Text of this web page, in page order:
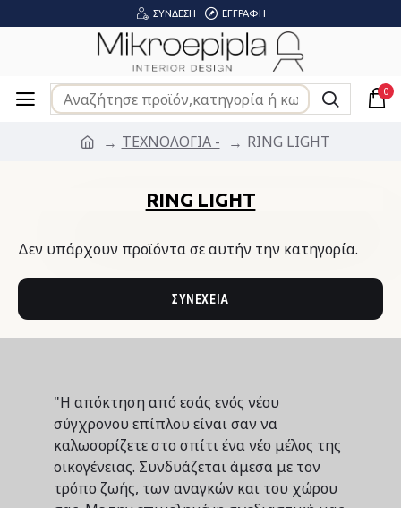
ΣΎΝΔΕΣΗ ΕΓΓΡΑΦΉ
0
ΤΕΧΝΟΛΟΓΙΑ - RING LIGHT
RING LIGHT
Δεν υπάρχουν προϊόντα σε αυτήν την κατηγορία.
ΣΥΝΈΧΕΙΑ
"Η απόκτηση από εσάς ενός νέου
σύγχρονου επίπλου είναι σαν να
καλωσορίζετε στο σπίτι ένα νέο μέλος της
οικογένειας. Συνδυάζεται άμεσα με τον
τρόπο ζωής, των αναγκών και του χώρου